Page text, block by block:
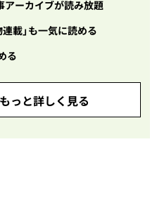
ーカイブが読み放題
載」も一気に読める
る
っと詳しく見る